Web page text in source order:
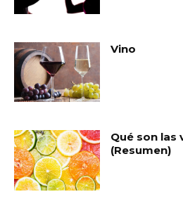
Vino
Qué son las
(Resumen)